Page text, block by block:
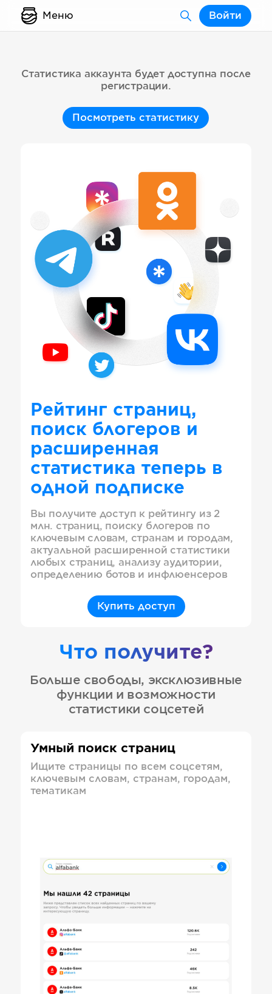
Меню Войти
Статистика аккаунта будет доступна после
регистрации.
Посмотреть статистику
Рейтинг страниц,
поиск блогеров и
расширенная
статистика теперь в
одной подписке
Вы получите доступ к рейтингу из 2
млн. страниц, поиску блогеров по
ключевым словам, странам и городам,
актуальной расширенной статистики
любых страниц, анализу аудитории,
определению ботов и инфлюенсеров
Купить доступ
Что получите?
Больше свободы, эксклюзивные
функции и возможности
статистики соцсетей
Умный поиск страниц
Ищите страницы по всем соцсетям,
ключевым словам, странам, городам,
тематикам